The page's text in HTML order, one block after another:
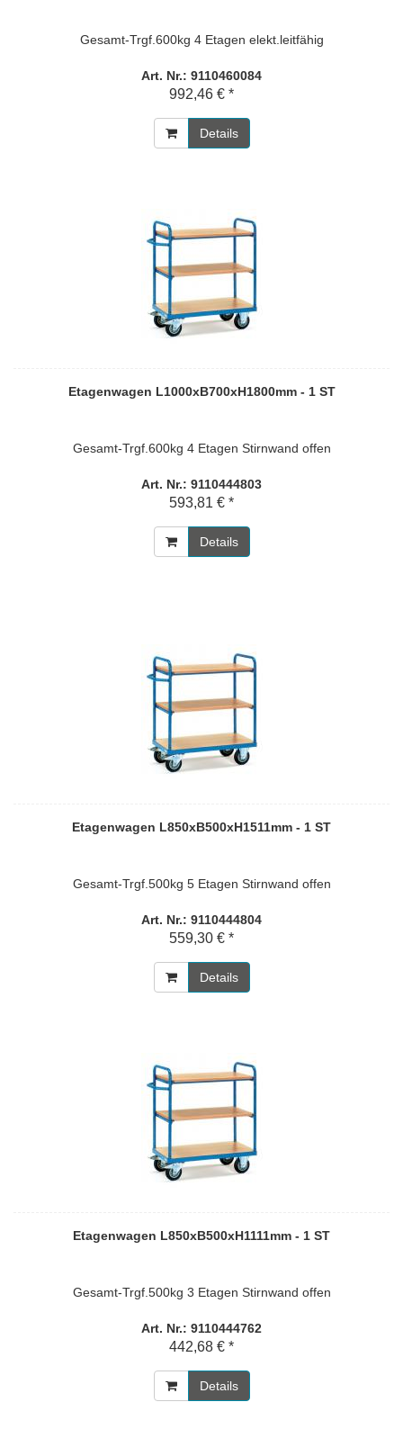
Gesamt-Trgf.600kg 4 Etagen elekt.leitfähig
Art. Nr.: 9110460084
992,46 € *
Details
Etagenwagen L1000xB700xH1800mm - 1 ST
Gesamt-Trgf.600kg 4 Etagen Stirnwand offen
Art. Nr.: 9110444803
593,81 € *
Details
Etagenwagen L850xB500xH1511mm - 1 ST
Gesamt-Trgf.500kg 5 Etagen Stirnwand offen
Art. Nr.: 9110444804
559,30 € *
Details
Etagenwagen L850xB500xH1111mm - 1 ST
Gesamt-Trgf.500kg 3 Etagen Stirnwand offen
Art. Nr.: 9110444762
442,68 € *
Details